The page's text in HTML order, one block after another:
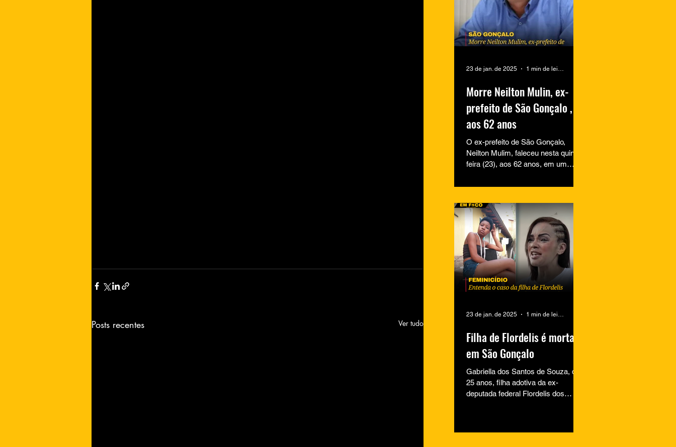
Posts recentes Ver tudo
Morre Neilton Mulin, ex-
prefeito de São Gonçalo ,
aos 62 anos
O ex-prefeito de São Gonçalo,
Neilton Mulim, faleceu nesta quinta-
feira (23), aos 62 anos, em um
informação...
23 de jan. de 2025
Filha de Flordelis é morta
em São Gonçalo
Gabriella dos Santos de Souza, de
25 anos, filha adotiva da ex-
deputada federal Flordelis dos
23 de jan. de 2025 1 min de leitura